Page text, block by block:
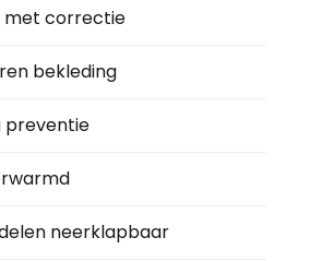
met correctie
bekleding
preventie
neerklapbaar